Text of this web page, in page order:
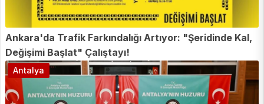
Ankara'da Trafik Farkındalığı Artıyor: "Şeridinde Kal,
Değişimi Başlat" Çalıştayı!
Antalya